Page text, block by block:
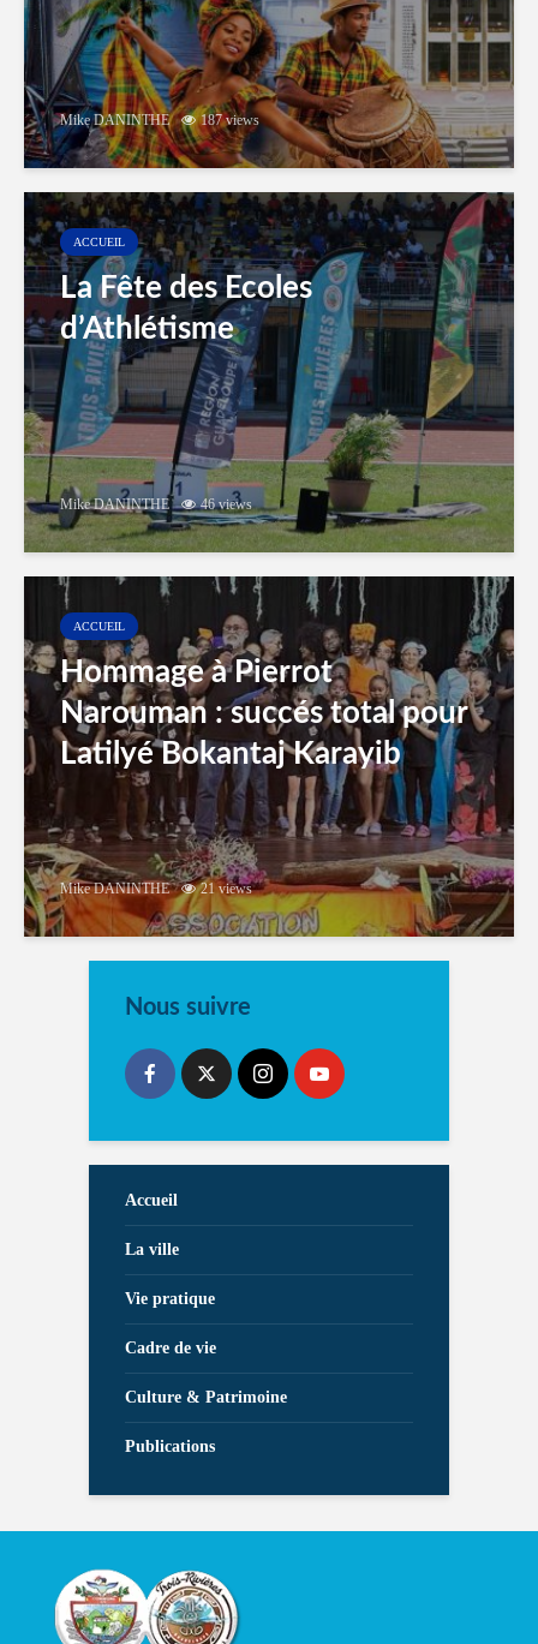
Mike DANINTHE 187 views
ACCUEIL
La Fête des Ecoles
d’Athlétisme
Mike DANINTHE 46 views
ACCUEIL
Hommage à Pierrot
Narouman : succés total pour
Latilyé Bokantaj Karayib
Mike DANINTHE 21 views
Nous suivre
Accueil
La ville
Vie pratique
Cadre de vie
Culture & Patrimoine
Publications